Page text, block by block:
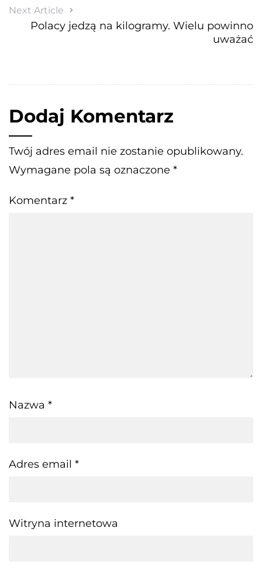
Next Article
Polacy jedzą na kilogramy. Wielu powinno
uważać
Dodaj Komentarz
Twój adres email nie zostanie opublikowany.
Wymagane pola są oznaczone *
Komentarz *
Nazwa *
Adres email *
Witryna internetowa